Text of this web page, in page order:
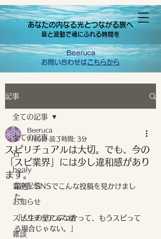
あなたの内なる光とつながる旅へ
音と波動で魂にふれる時間を
Beeruca
お問い合わせはこちらから
記事
全ての記事
石
healy
音声配信
お知らせ
スピリチュアルな話
雑談
全ての記事
スピリチュアルは大切。でも、今の
「スピ業界」には少し違和感があり
ます。
Beeruca
7月5日 読了時間: 3分
最近、SNSでこんな投稿を見かけまし
た。
「人生の壁にぶつかって、もうスピって
る場合じゃない。」